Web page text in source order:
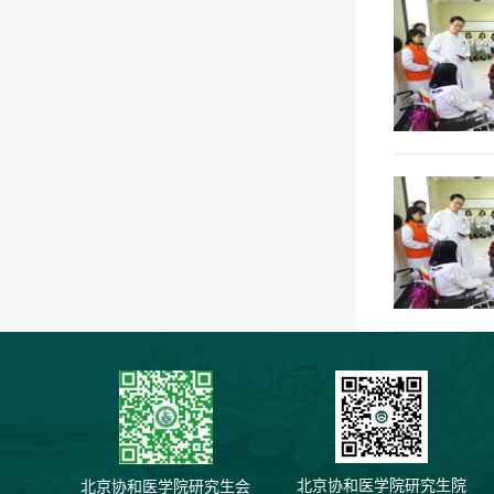
北京协和医学院研究生会 北京协和医学院研究生院